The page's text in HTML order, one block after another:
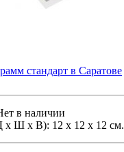
в наличии
х Ш х В): 12 х 12 х 12 см.